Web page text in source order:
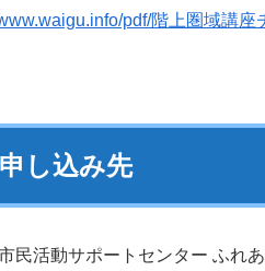
pdf/階上圏域講
し込み先
民活動サポートセンター ふれ